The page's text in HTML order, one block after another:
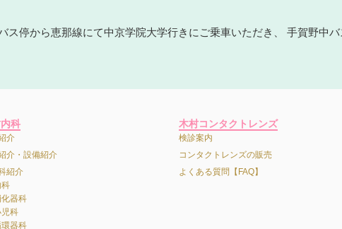
ス停から恵那線にて中京学院大学行きにご乗車いただき、 手賀野中
科
介
介・設備紹介
紹介
科
器科
科
器科
木村コンタクトレンズ
検診案内
コンタクトレンズの販売
よくある質問【FAQ】